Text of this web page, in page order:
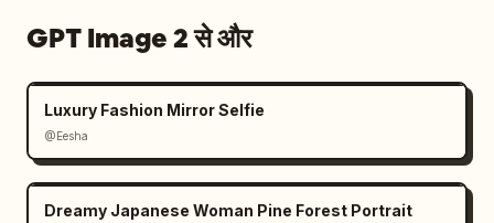
GPT Image 2 से और
Luxury Fashion Mirror Selfie
@Eesha
Dreamy Japanese Woman Pine Forest Portrait